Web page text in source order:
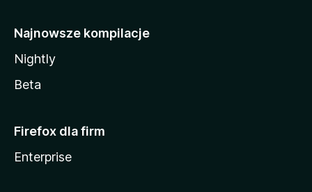
Najnowsze kompilacje
Nightly
Beta
Firefox dla firm
Enterprise